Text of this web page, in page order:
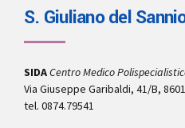
S. Giuliano del
SIDA
Centro Medico
Via Giuseppe Garibaldi, 41/B,